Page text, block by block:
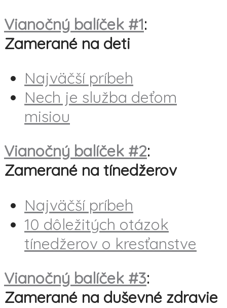
Vianočný balíček #1:
Zamerané na deti
Najväčší príbeh
Nech je služba deťom
misiou
Vianočný balíček #2:
Zamerané na tínedžerov
Najväčší príbeh
10 dôležitých otázok
tínedžerov o kresťanstve
Vianočný balíček #3:
Zamerané na duševné zdravie